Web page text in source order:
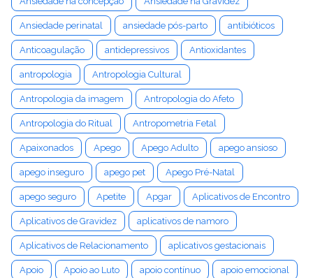
Ansiedade perinatal ansiedade pós-parto antibióticos
Anticoagulação antidepressivos Antioxidantes
antropologia Antropologia Cultural
Antropologia da imagem Antropologia do Afeto
Antropologia do Ritual Antropometria Fetal
Apaixonados Apego Apego Adulto apego ansioso
apego inseguro apego pet Apego Pré-Natal
apego seguro Apetite Apgar Aplicativos de Encontro
Aplicativos de Gravidez aplicativos de namoro
Aplicativos de Relacionamento aplicativos gestacionais
Apoio Apoio ao Luto apoio contínuo apoio emocional